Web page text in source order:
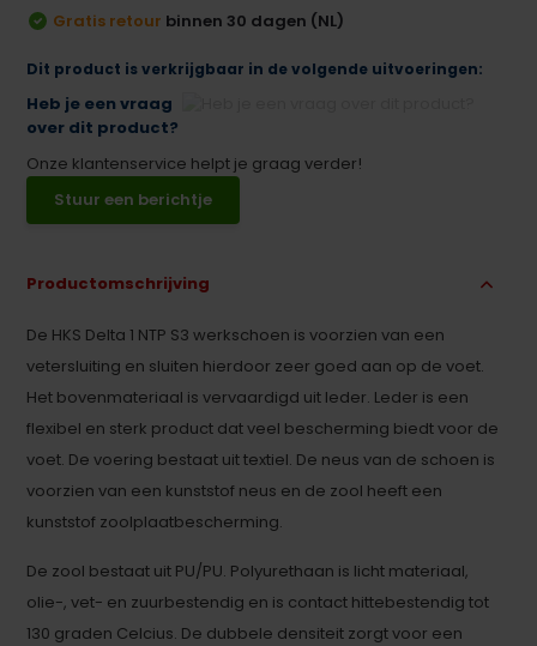
Gratis retour binnen 30 dagen (NL)
Dit product is verkrijgbaar in de volgende uitvoeringen:
Heb je een vraag
over dit product?
Onze klantenservice helpt je graag verder!
Stuur een berichtje
Productomschrijving
De HKS Delta 1 NTP S3 werkschoen is voorzien van een
vetersluiting en sluiten hierdoor zeer goed aan op de voet.
Het bovenmateriaal is vervaardigd uit leder. Leder is een
flexibel en sterk product dat veel bescherming biedt voor de
voet. De voering bestaat uit textiel. De neus van de schoen is
voorzien van een kunststof neus en de zool heeft een
kunststof zoolplaatbescherming.
De zool bestaat uit PU/PU. Polyurethaan is licht materiaal,
olie-, vet- en zuurbestendig en is contact hittebestendig tot
130 graden Celcius. De dubbele densiteit zorgt voor een